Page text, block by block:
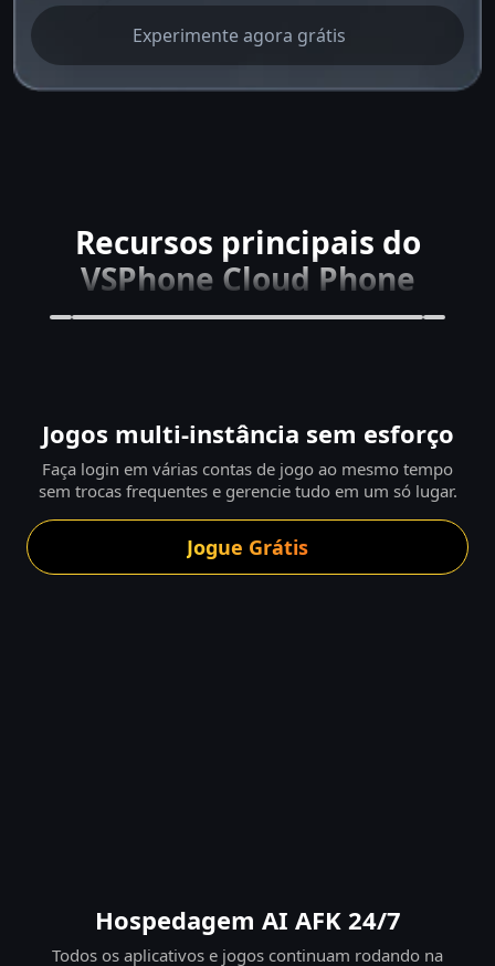
Experimente agora grátis
Recursos principais do
VSPhone Cloud Phone
Jogos multi-instância sem esforço
Faça login em várias contas de jogo ao mesmo tempo
sem trocas frequentes e gerencie tudo em um só lugar.
Jogue Grátis
Hospedagem AI AFK 24/7
Todos os aplicativos e jogos continuam rodando na